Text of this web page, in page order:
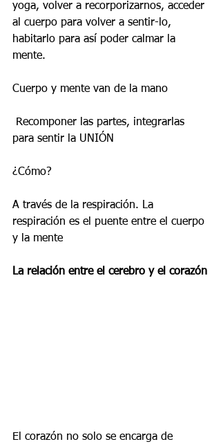
yoga, volver a recorporizarnos, acceder
al cuerpo para volver a sentir-lo,
habitarlo para así poder calmar la
mente.
Cuerpo y mente van de la mano
para sentir la UNIÓN
¿Cómo?
A través de la respiración. La
respiración es el puente entre el cuerpo
y la mente
La relación entre el cerebro y el corazón
El corazón no solo se encarga de